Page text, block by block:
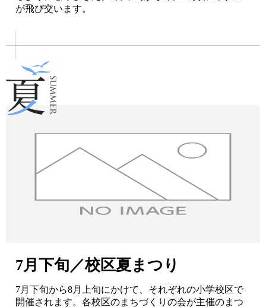
が飛び交います。
7月下旬／校区夏まつり
7月下旬から8月上旬にかけて、それぞれの小学校区で
開催されます。各校区のまちづくりの会が主催のまつ